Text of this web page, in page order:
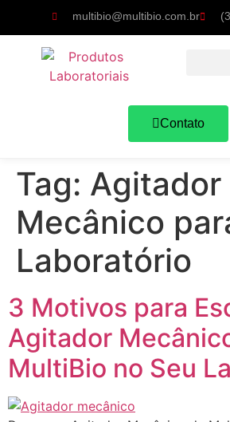
multibio@multibio.com.br
Contato
Tag: Agitador
Mecânico
Laboratório
3 Motivos para
Agitador
MultiBio no Seu